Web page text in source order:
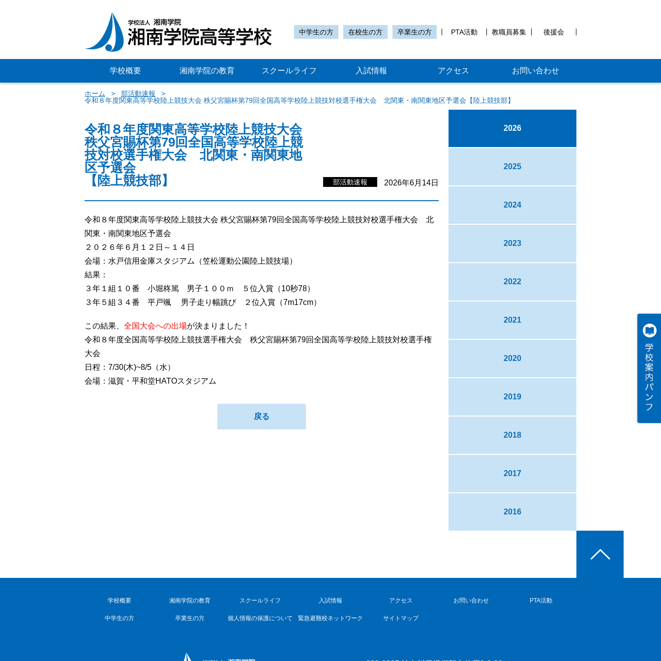
中学生の方 在校生の方 卒業生の方 PTA活動 教職員募集 後援会
学校概要 湘南学院の教育 スクールライフ 入試情報 アクセス お問い合わせ
ホーム
部活動速報
令和８年度関東高等学校陸上競技大会 秩父宮賜杯第79回全国高等学校陸上競技対校選手権大会 北関東・南関東地区予選会【陸上競技部】
令和８年度関東高等学校陸上競技大会
秩父宮賜杯第79回全国高等学校陸上競
技対校選手権大会 北関東・南関東地
区予選会
【陸上競技部】
部活動速報 2026年6月14日
令和８年度関東高等学校陸上競技大会 秩父宮賜杯第79回全国高等学校陸上競技対校選手権大会 北
関東・南関東地区予選会
２０２６年６月１２日～１４日
会場：水戸信用金庫スタジアム（笠松運動公園陸上競技場）
結果：
３年１組１０番 小堀柊篤 男子１００ｍ ５位入賞（10秒78）
３年５組３４番 平戸颯 男子走り幅跳び ２位入賞（7m17cm）
この結果、 全国大会への出場が決まりました！
令和８年度全国高等学校陸上競技選手権大会 秩父宮賜杯第79回全国高等学校陸上競技対校選手権
大会
日程：7/30(木)~8/5（水）
会場：滋賀・平和堂HATOスタジアム
戻る
2026
2025
2024
2023
2022
2021
2020
2019
2018
2017
2016
学校概要 湘南学院の教育 スクールライフ 入試情報 アクセス お問い合わせ PTA活動
中学生の方 卒業生の方 個人情報の保護について 緊急避難校ネットワーク サイトマップ